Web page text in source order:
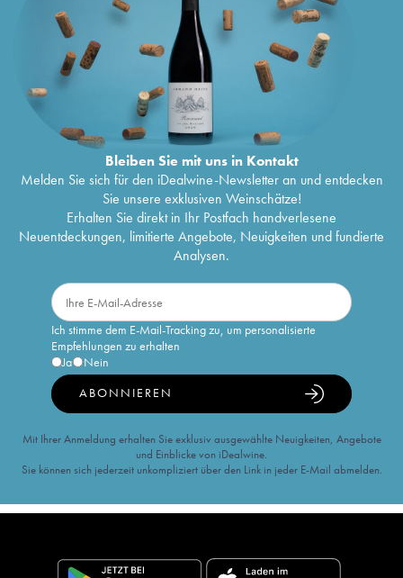
Bleiben Sie mit uns in Kontakt
Melden Sie sich für den iDealwine-Newsletter an und entdecken
Sie unsere exklusiven Weinschätze!
Erhalten Sie direkt in Ihr Postfach handverlesene
Neuentdeckungen, limitierte Angebote, Neuigkeiten und fundierte
Analysen.
Ich stimme dem E-Mail-Tracking zu, um personalisierte
Empfehlungen zu erhalten
Ja
Nein
ABONNIEREN
Mit Ihrer Anmeldung erhalten Sie exklusiv ausgewählte Neuigkeiten, Angebote
und Einblicke von iDealwine.
Sie können sich jederzeit unkompliziert über den Link in jeder E-Mail abmelden.